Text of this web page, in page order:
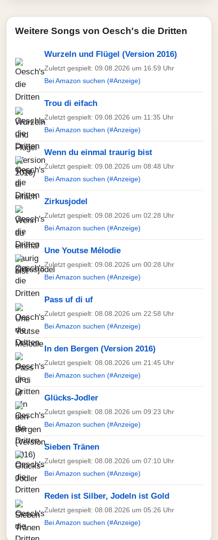
Weitere Songs von Oesch's die Dritten
Wurzeln und Flügel (Version 2016)
Zuletzt gespielt: 09.08.2026 um 16:59 Uhr
Bei Amazon suchen (#Anzeige)
Trou di eifach
Zuletzt gespielt: 09.08.2026 um 11:35 Uhr
Bei Amazon suchen (#Anzeige)
Wenn du einmal traurig bist
Zuletzt gespielt: 09.08.2026 um 08:48 Uhr
Bei Amazon suchen (#Anzeige)
Zirkusjodel
Zuletzt gespielt: 09.08.2026 um 02:28 Uhr
Bei Amazon suchen (#Anzeige)
Une Youtse Mélodie
Zuletzt gespielt: 09.08.2026 um 00:28 Uhr
Bei Amazon suchen (#Anzeige)
Pass uf di uf
Zuletzt gespielt: 08.08.2026 um 22:58 Uhr
Bei Amazon suchen (#Anzeige)
In den Bergen (Version 2016)
Zuletzt gespielt: 08.08.2026 um 21:45 Uhr
Bei Amazon suchen (#Anzeige)
Glücks-Jodler
Zuletzt gespielt: 08.08.2026 um 09:23 Uhr
Bei Amazon suchen (#Anzeige)
Sieben Tränen
Zuletzt gespielt: 08.08.2026 um 07:10 Uhr
Bei Amazon suchen (#Anzeige)
Reden ist Silber, Jodeln ist Gold
Zuletzt gespielt: 08.08.2026 um 05:26 Uhr
Bei Amazon suchen (#Anzeige)